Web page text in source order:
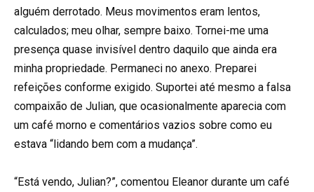
alguém derrotado. Meus movimentos eram lentos,
calculados; meu olhar, sempre baixo. Tornei-me uma
presença quase invisível dentro daquilo que ainda era
minha propriedade. Permaneci no anexo. Preparei
refeições conforme exigido. Suportei até mesmo a falsa
compaixão de Julian, que ocasionalmente aparecia com
um café morno e comentários vazios sobre como eu
estava “lidando bem com a mudança”.
“Está vendo, Julian?”, comentou Eleanor durante um café